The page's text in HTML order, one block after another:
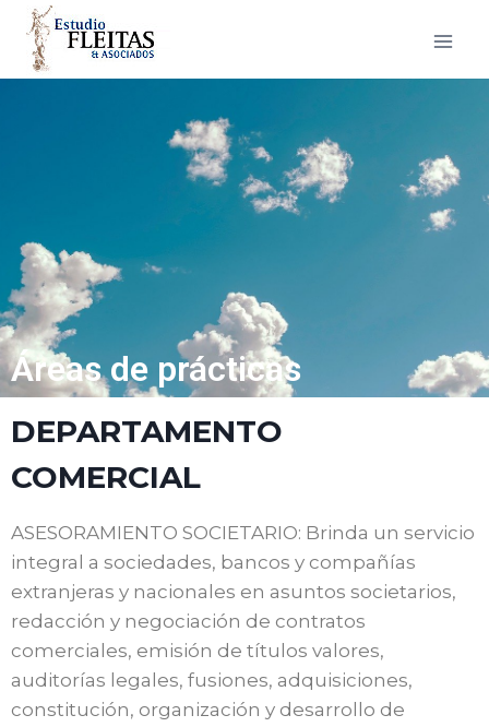
Áreas de prácticas
DEPARTAMENTO
COMERCIAL
ASESORAMIENTO SOCIETARIO: Brinda un servicio
integral a sociedades, bancos y compañías
extranjeras y nacionales en asuntos societarios,
redacción y negociación de contratos
comerciales, emisión de títulos valores,
auditorías legales, fusiones, adquisiciones,
constitución, organización y desarrollo de